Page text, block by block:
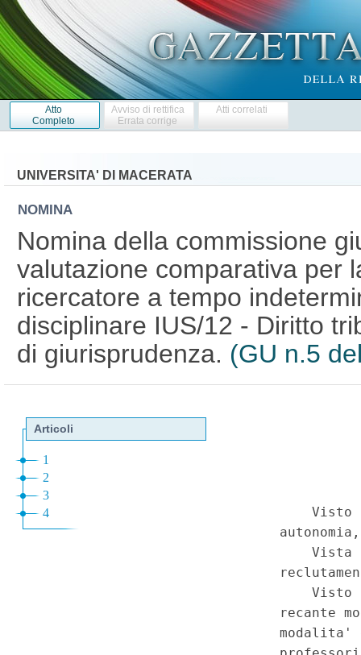
Atto
Completo
Avviso di rettifica
Errata corrige
Atti correlati
UNIVERSITA' DI MACERATA
NOMINA
Nomina della commissione
valutazione comparativa per
ricercatore a tempo
disciplinare IUS/12 - Diritto
di giurisprudenza. (GU n.5